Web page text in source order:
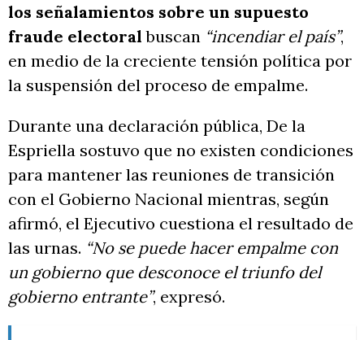
los señalamientos sobre un supuesto
fraude electoral buscan “incendiar el país”,
en medio de la creciente tensión política por
la suspensión del proceso de empalme.
Durante una declaración pública, De la
Espriella sostuvo que no existen condiciones
para mantener las reuniones de transición
con el Gobierno Nacional mientras, según
afirmó, el Ejecutivo cuestiona el resultado de
las urnas. “No se puede hacer empalme con
un gobierno que desconoce el triunfo del
gobierno entrante”, expresó.